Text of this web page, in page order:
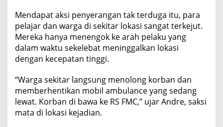
Mendapat aksi penyerangan tak terduga itu, para
pelajar dan warga di sekitar lokasi sangat terkejut.
Mereka hanya menengok ke arah pelaku yang
dalam waktu sekelebat meninggalkan lokasi
dengan kecepatan tinggi.
“Warga sekitar langsung menolong korban dan
memberhentikan mobil ambulance yang sedang
lewat. Korban di bawa ke RS FMC,” ujar Andre, saksi
mata di lokasi kejadian.